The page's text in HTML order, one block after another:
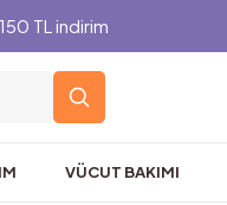
TL indirim
VÜCUT BAKIMI